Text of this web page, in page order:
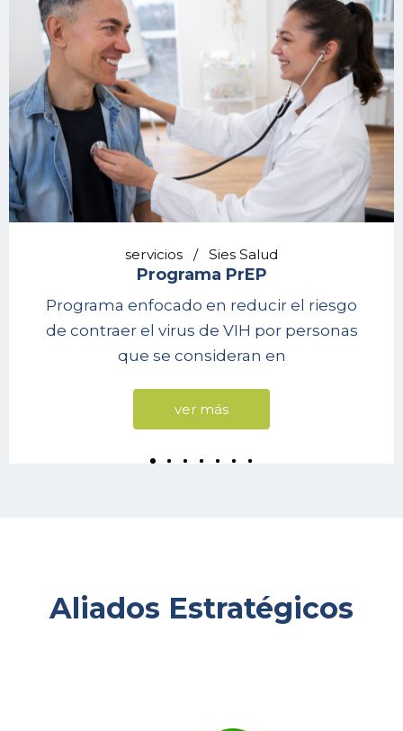
servicios Sies Salud
Programa PrEP
Programa enfocado en reducir el riesgo
de contraer el virus de VIH por personas
que se consideran en
ver más
Aliados Estratégicos